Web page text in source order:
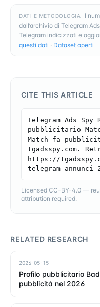
DATI E METODOLOGIA
I
dall’archivio di Telegram
Telegram indicizzati e
questi dati · Dataset aperti
CITE THIS ARTICLE
Telegram Ads
pubblicitario
Match fa
tgadsspy.com.
https://
telegram-annunci-
Licensed CC-BY-4.0 —
attribution required.
RELATED RESEARCH
2026-05-15
Profilo pubblicitario
pubblicità nel 2026